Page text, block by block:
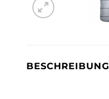
BESCHREIBUNG